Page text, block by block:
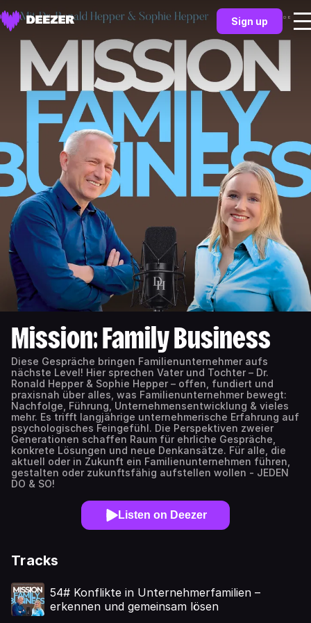
Sign up
Mission: Family Business
Diese Gespräche bringen Familienunternehmer aufs
nächste Level! Hier sprechen Vater und Tochter – Dr.
Ronald Hepper & Sophie Hepper – offen, fundiert und
praxisnah über alles, was Familienunternehmer bewegt:
Nachfolge, Führung, Unternehmensentwicklung & vieles
mehr. Es trifft langjährige unternehmerische Erfahrung auf
psychologisches Feingefühl. Die Perspektiven zweier
Generationen schaffen Raum für ehrliche Gespräche,
konkrete Lösungen und neue Denkansätze. Für alle, die
aktuell oder in Zukunft ein Familienunternehmen führen,
gestalten oder zukunftsfähig aufstellen wollen - JEDEN
DO & SO!
Listen on Deezer
Tracks
54# Konflikte in Unternehmerfamilien –
erkennen und gemeinsam lösen